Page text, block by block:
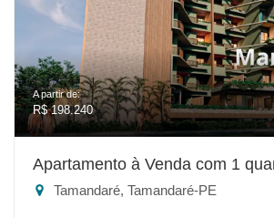
A partir de:
R$ 198.240
Apartamento à Venda com 1
Tamandaré, Tamandaré-PE